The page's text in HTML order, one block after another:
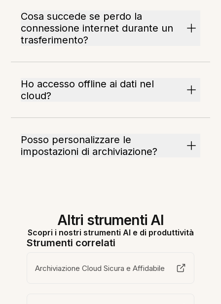
Cosa succede se perdo la
connessione internet durante un
trasferimento?
Ho accesso offline ai dati nel
cloud?
Posso personalizzare le
impostazioni di archiviazione?
Altri strumenti AI
Scopri i nostri strumenti AI e di produttività
Strumenti correlati
Archiviazione Cloud Sicura e Affidabile